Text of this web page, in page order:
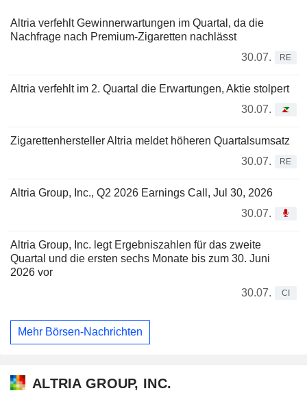
Altria verfehlt Gewinnerwartungen im Quartal, da die
Nachfrage nach Premium-Zigaretten nachlässt
30.07.
RE
Altria verfehlt im 2. Quartal die Erwartungen, Aktie stolpert
30.07.
Zigarettenhersteller Altria meldet höheren Quartalsumsatz
30.07.
RE
Altria Group, Inc., Q2 2026 Earnings Call, Jul 30, 2026
30.07.
Altria Group, Inc. legt Ergebniszahlen für das zweite
Quartal und die ersten sechs Monate bis zum 30. Juni
2026 vor
30.07.
CI
Mehr Börsen-Nachrichten
ALTRIA GROUP, INC.